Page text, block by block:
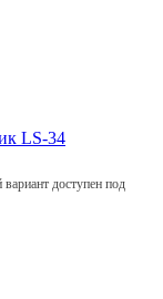
LS-34
доступен под